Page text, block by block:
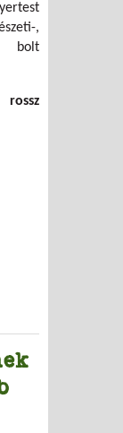
,
bolt
a tehetősek